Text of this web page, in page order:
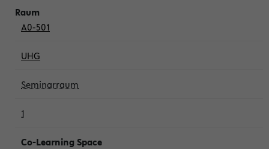
A0-501
UHG
Seminarraum
1
Co-Learning Space